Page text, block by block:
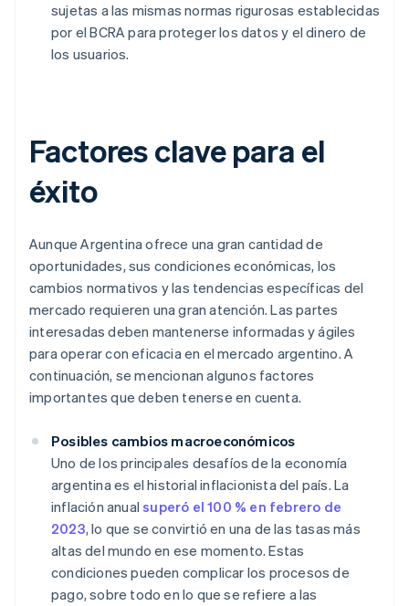
sujetas a las mismas normas rigurosas establecidas
por el BCRA para proteger los datos y el dinero de
los usuarios.
Factores clave para el
éxito
Aunque Argentina ofrece una gran cantidad de
oportunidades, sus condiciones económicas, los
cambios normativos y las tendencias específicas del
mercado requieren una gran atención. Las partes
interesadas deben mantenerse informadas y ágiles
para operar con eficacia en el mercado argentino. A
continuación, se mencionan algunos factores
importantes que deben tenerse en cuenta.
Posibles cambios macroeconómicos
Uno de los principales desafíos de la economía
argentina es el historial inflacionista del país. La
inflación anualsuperó el 100 % en febrero de
2023, lo que se convirtió en una de las tasas más
altas del mundo en ese momento. Estas
condiciones pueden complicar los procesos de
pago, sobre todo en lo que se refiere a las